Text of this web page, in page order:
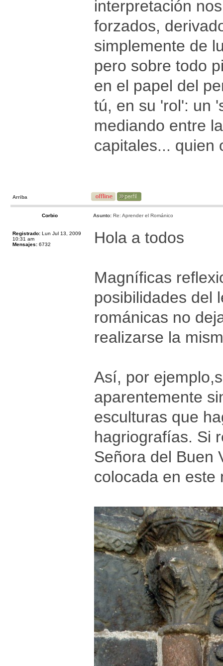
interpretación
forzados,
simplemente de
pero sobre todo
en el papel del
tú, en su 'rol': un
mediando entre
capitales...
Arriba
Corbio Asunto: Re: Aprender el Románico
Registrado: Lun Jul 13, 2009
10:31 am
Mensajes: 6732 Hola a todos
Magníficas
posibilidades del
románicas no
realizarse la
Así, por
aparentemente
esculturas que
hagriografías. Si
Señora del Buen
colocada en este